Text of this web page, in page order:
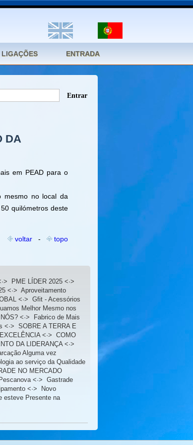
DA
em PEAD para o
mesmo no local da
quilómetros deste
voltar - topo
PME LÍDER 2025 <·>
<·> Aproveitamento
<·> Gfit - Acessórios
Melhor Mesmo nos
<·>
Fabrico de Mais
<·> SOBRE A TERRA E
<·> COMO
DA LIDERANÇA<·>
Alguma vez
ao serviço da Qualidade
NO MERCADO
<·> Gastrade
<·>
Novo
esteve Presente na